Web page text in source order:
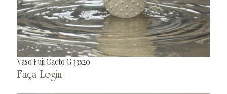
Vaso Fuji Cacto G 33x20
Faça Login